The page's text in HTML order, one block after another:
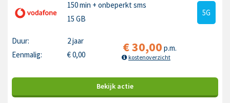
150 min + onbeperkt sms
15 GB
5G
Duur:
2 jaar
Eenmalig:
€0,00 €30,00 p.m.
kostenoverzicht
Bekijk actie